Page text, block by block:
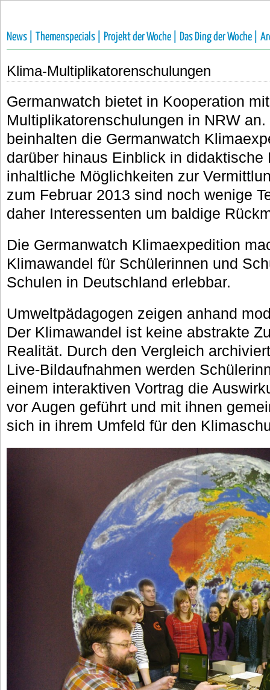
News | Themenspecials | Projekt der Woche | Das Ding der Woche |
Klima-Multiplikatorenschulungen
Germanwatch bietet in Kooperation
Multiplikatorenschulungen in NRW
beinhalten die Germanwatch
darüber hinaus Einblick in didaktische
inhaltliche Möglichkeiten zur
zum Februar 2013 sind noch wenige
daher Interessenten um baldige
Die Germanwatch Klimaexpedition
Klimawandel für Schülerinnen und
Schulen in Deutschland erlebbar.
Umweltpädagogen zeigen anhand
Der Klimawandel ist keine abstrakte
Realität. Durch den Vergleich
Live-Bildaufnahmen werden
einem interaktiven Vortrag die
vor Augen geführt und mit ihnen
sich in ihrem Umfeld für den